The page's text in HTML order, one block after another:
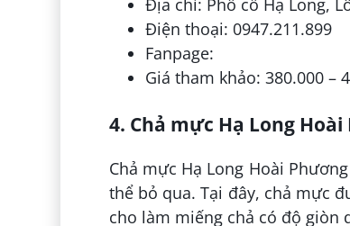
Địa chỉ: Phố cổ Hạ Long,
Điện thoại: 0947.211.899
Fanpage:
Giá tham khảo: 380.000 –
4. Chả mực Hạ Long
Chả mực Hạ Long Hoài
thể bỏ qua. Tại đây, chả mực
cho làm miếng chả có độ giòn